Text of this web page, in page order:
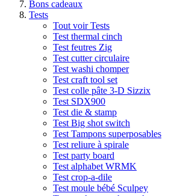
Bons cadeaux
Tests
Tout voir Tests
Test thermal cinch
Test feutres Zig
Test cutter circulaire
Test washi chomper
Test craft tool set
Test colle pâte 3-D Sizzix
Test SDX900
Test die & stamp
Test Big shot switch
Test Tampons superposables
Test reliure à spirale
Test party board
Test alphabet WRMK
Test crop-a-dile
Test moule bébé Sculpey